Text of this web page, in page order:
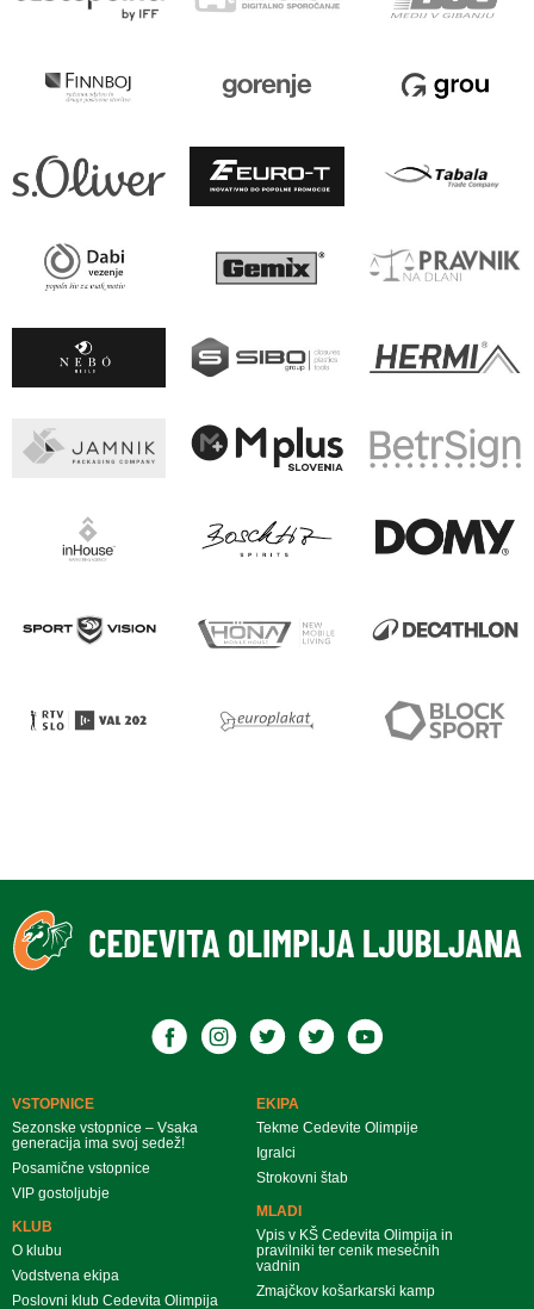
VSTOPNICE
Sezonske vstopnice – Vsaka
generacija ima svoj sedež!
Posamične vstopnice
VIP gostoljubje
KLUB
O klubu
Vodstvena ekipa
Poslovni klub Cedevita Olimpija
EKIPA
Tekme Cedevite Olimpije
Igralci
Strokovni štab
MLADI
Vpis v KŠ Cedevita Olimpija in
pravilniki ter cenik mesečnih
vadnin
Zmajčkov košarkarski kamp